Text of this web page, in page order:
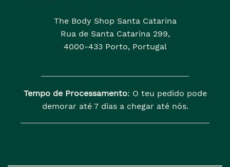
The Body Shop Santa Catarina
Rua de Santa Catarina 299,
4000-433 Porto, Portugal
Tempo de Processamento: O teu pedido pode
demorar até 7 dias a chegar até nós.